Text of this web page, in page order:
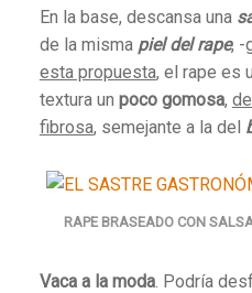
En la base, descansa una
de la misma piel del rape, -
esta propuesta, el rape es
textura un poco gomosa,
fibrosa, semejante a la del
RAPE BRASEADO CON
Vaca a la moda. Podría